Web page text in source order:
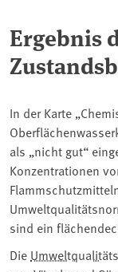
Ergebnis
In der Karte
als „nicht gut“
Konzentrationen
sind ein
Die